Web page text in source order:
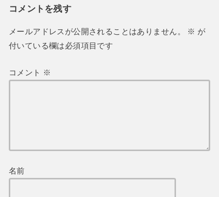
コメントを残す
メールアドレスが公開されることはありません。 ※ が
付いている欄は必須項目です
コメント ※
名前